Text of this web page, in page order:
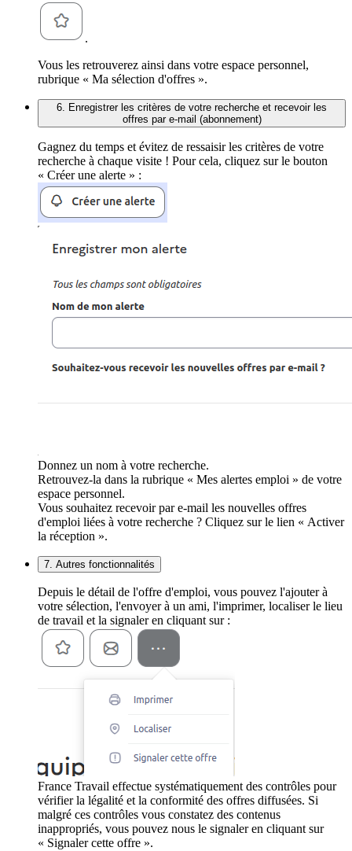
.
Vous les retrouverez ainsi dans votre espace personnel,
rubrique « Ma sélection d'offres ».
6. Enregistrer les critères de votre recherche et recevoir les
offres par e-mail (abonnement)
Gagnez du temps et évitez de ressaisir les critères de votre
recherche à chaque visite ! Pour cela, cliquez sur le bouton
« Créer une alerte » :
Donnez un nom à votre recherche.
Retrouvez-la dans la rubrique « Mes alertes emploi » de votre
espace personnel.
Vous souhaitez recevoir par e-mail les nouvelles offres
d'emploi liées à votre recherche ? Cliquez sur le lien « Activer
la réception ».
7. Autres fonctionnalités
Depuis le détail de l'offre d'emploi, vous pouvez l'ajouter à
votre sélection, l'envoyer à un ami, l'imprimer, localiser le lieu
de travail et la signaler en cliquant sur :
France Travail effectue systématiquement des contrôles pour
vérifier la légalité et la conformité des offres diffusées. Si
malgré ces contrôles vous constatez des contenus
inappropriés, vous pouvez nous le signaler en cliquant sur
« Signaler cette offre ».